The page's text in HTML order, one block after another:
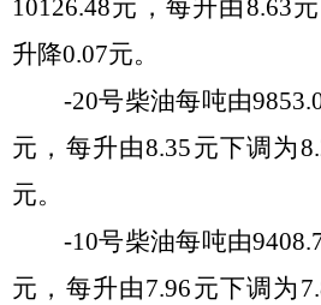
10126.48元，每升由8.63元
升降0.07元。
-20号柴油每吨由
元，每升由8.35元下调 为
元。
-10号柴油每吨由
元 ，每升由7.96元下调 为